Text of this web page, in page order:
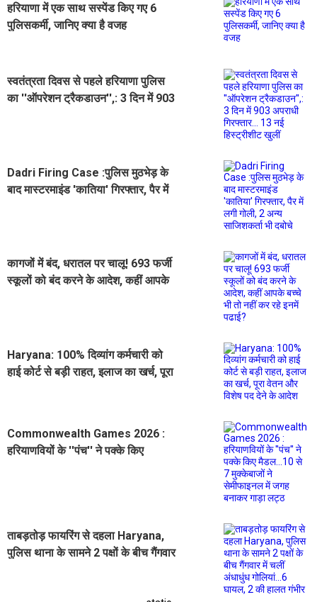
हरियाणा में एक साथ सस्पेंड किए गए 6
पुलिसकर्मी, जानिए क्या है वजह
स्वतंत्रता दिवस से पहले हरियाणा पुलिस
का ''ऑपरेशन ट्रैकडाउन'',: 3 दिन में 903
Dadri Firing Case :पुलिस मुठभेड़ के
बाद मास्टरमाइंड 'कातिया' गिरफ्तार, पैर में
कागजों में बंद, धरातल पर चालू! 693 फर्जी
स्कूलों को बंद करने के आदेश, कहीं आपके
Haryana: 100% दिव्यांग कर्मचारी को
हाई कोर्ट से बड़ी राहत, इलाज का खर्च, पूरा
Commonwealth Games 2026 :
हरियाणवियों के ''पंच'' ने पक्के किए
ताबड़तोड़ फायरिंग से दहला Haryana,
पुलिस थाना के सामने 2 पक्षों के बीच गैंगवार